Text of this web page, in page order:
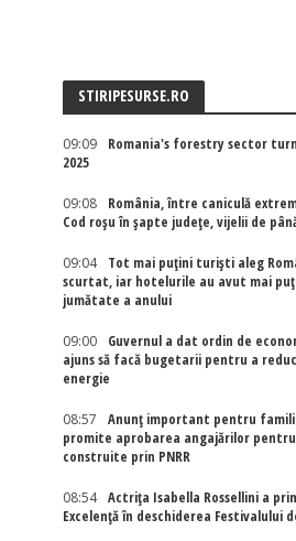
STIRIPESURSE.RO
09:09
Romania's forestry sector
2025
09:08
România, între caniculă
Cod roșu în șapte județe, vijelii de
09:04
Tot mai puțini turiști aleg
scurtat, iar hotelurile au avut mai
jumătate a anului
09:00
Guvernul a dat ordin de
ajuns să facă bugetarii pentru a
energie
08:57
Anunț important pentru
promite aprobarea angajărilor
construite prin PNRR
08:54
Actriţa Isabella Rossellini a
Excelenţă în deschiderea Festivalului